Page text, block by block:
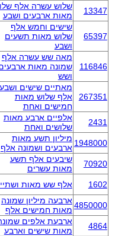
13347
שלוש עשרה אלף
מאות ארבעים ושבע
65397
שישים וחמש אלף
שלוש מאות תשעים
ושבע
116846
מאה שש עשרה אלף
שמונה מאות
ושש
267351
מאתיים שישים ושבע
אלף שלוש מאות
חמישים ואחת
2431
אלפיים ארבע מאות
שלושים ואחת
1948000 מיליון תשע מאות
ארבעים ושמונה אלף
70920
שיבעים אלף תשע
מאות עשרים
1602
אלף שש מאות
4850000 ארבעה מיליון שמונה
מאות חמישים אלף
4864
ארבעת אלפים
מאות שישים וארבע